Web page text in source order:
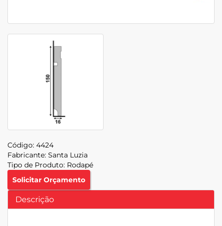
Código: 4424
Fabricante: Santa Luzia
Tipo de Produto: Rodapé
Solicitar Orçamento
Descrição